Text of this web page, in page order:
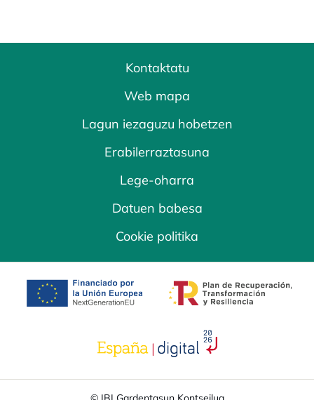
Kontaktatu
Web mapa
Lagun iezaguzu hobetzen
Erabilerraztasuna
Lege-oharra
Datuen babesa
Cookie politika
opens in a new tab opens in a new
opens in a new tab